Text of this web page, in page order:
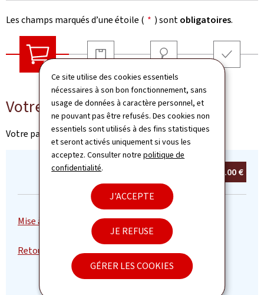
Ce site utilise des cookies essentiels
nécessaires à son bon fonctionnement, sans
usage de données à caractère personnel, et
ne pouvant pas être refusés. Des cookies non
essentiels sont utilisés à des fins statistiques
et seront activés uniquement si vous les
acceptez. Consulter notrepolitique de
confidentialité.
J'ACCEPTE
JE REFUSE
GÉRER LES COOKIES
Les champs marqués d’une étoile ( * ) sontobligatoires.
Votre panier Livraison Adresse
Votre panier
Votre panier est vide
0.00 €